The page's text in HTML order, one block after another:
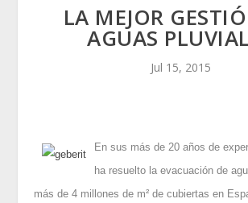
LA MEJOR
AGUAS
Jul 15, 2015
En sus más de 20 años de
ha resuelto la evacuación de
más de 4 millones de m² de cubiertas en